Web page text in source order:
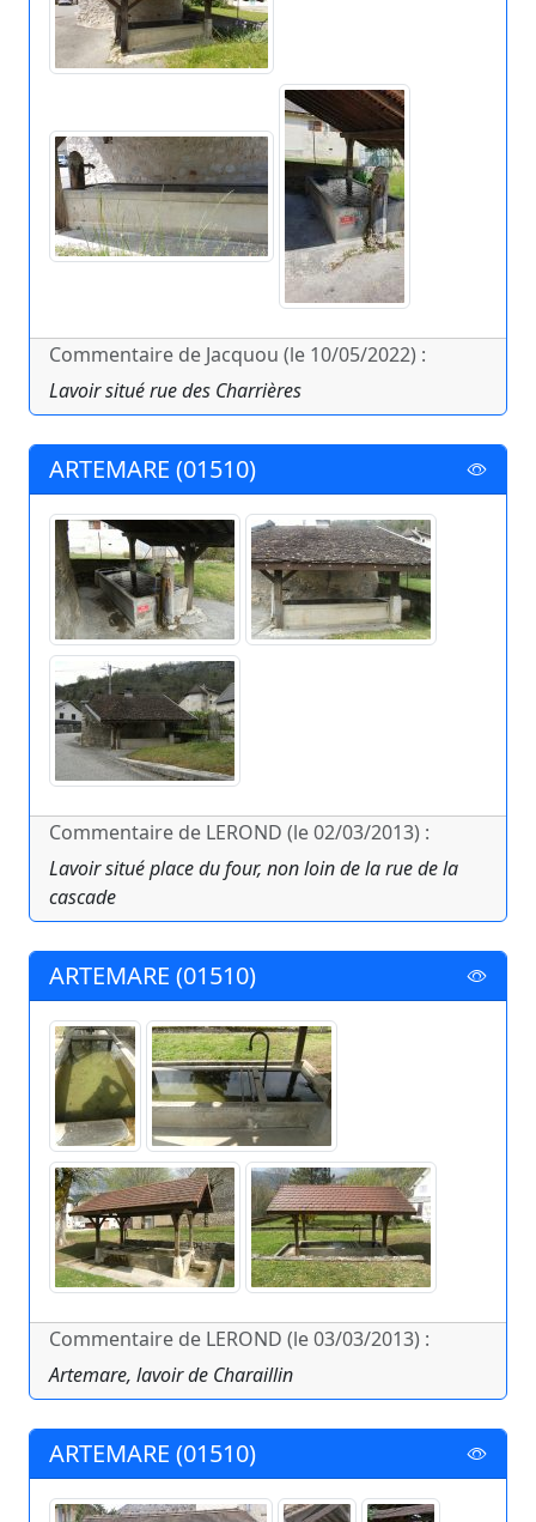
Commentaire de Jacquou (le 10/05/2022) :
Lavoir situé rue des Charrières
ARTEMARE (01510)
Commentaire de LEROND (le 02/03/2013) :
Lavoir situé place du four, non loin de la rue de la
cascade
ARTEMARE (01510)
Commentaire de LEROND (le 03/03/2013) :
Artemare, lavoir de Charaillin
ARTEMARE (01510)